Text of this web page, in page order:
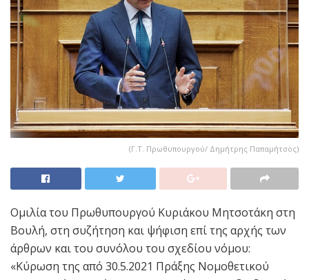
(Γ.Τ. Πρωθυπουργού/ Δημήτρης Παπαμήτσος)
Ομιλία του Πρωθυπουργού Κυριάκου Μητσοτάκη στη
Βουλή, στη συζήτηση και ψήφιση επί της αρχής των
άρθρων και του συνόλου του σχεδίου νόμου:
«Κύρωση της από 30.5.2021 Πράξης Νομοθετικού